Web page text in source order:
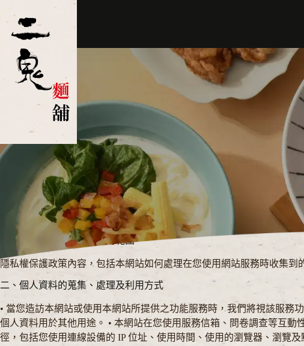
至
非常歡迎您光臨本網站，為了讓您能夠安心的使用本網站的各項服務
一、隱私權保護政策的適用範圍
隱私權保護政策內容，包括本網站如何處理在您使用網站服務時收集
二、個人資料的蒐集、處理及利用方式
• 當您造訪本網站或使用本網站所提供之功能服務時，我們將視該服
個人資料用於其他用途。 • 本網站在您使用服務信箱、問卷調查等互
徑，包括您使用連線設備的 IP 位址、使用時間、使用的瀏覽器、瀏覽